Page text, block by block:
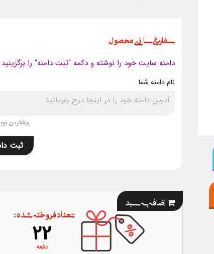
سفارشی سازی محصول
دامنه سایت خود را نوشته و دکمه "ثبت دامنه" را برگزینید
نام دامنه شما
بیشترین
ثبت
اضافه به سبد
تعداد فروخته شده :
22
دفعه